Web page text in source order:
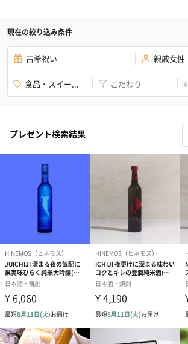
現在の絞り込み条件
古希祝い 親戚女性
食品・スイー... こだわり ¥
プレゼント検索結果